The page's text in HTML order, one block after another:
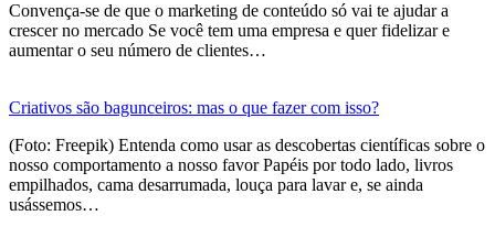
Convença-se de que o marketing de conteúdo só vai te ajudar a
crescer no mercado Se você tem uma empresa e quer fidelizar e
aumentar o seu número de clientes…
Criativos são bagunceiros: mas o que fazer com isso?
(Foto: Freepik) Entenda como usar as descobertas científicas sobre o
nosso comportamento a nosso favor Papéis por todo lado, livros
empilhados, cama desarrumada, louça para lavar e, se ainda
usássemos…